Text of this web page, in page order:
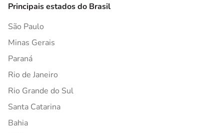
Principais estados do Brasil
São Paulo
Minas Gerais
Paraná
Rio de Janeiro
Rio Grande do Sul
Santa Catarina
Bahia